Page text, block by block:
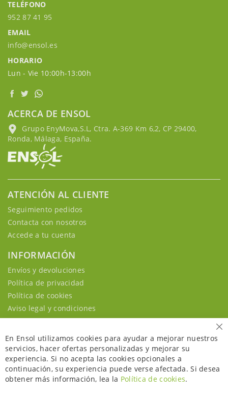
TELÉFONO
952 87 41 95
EMAIL
info@ensol.es
HORARIO
Lun - Vie 10:00h-13:00h
ACERCA DE ENSOL
Grupo EnyMova,S.L, Ctra. A-369 Km 6,2, CP 29400,
Ronda, Málaga, España.
ATENCIÓN AL CLIENTE
Seguimiento pedidos
Contacta con nosotros
Accede a tu cuenta
INFORMACIÓN
Envíos y devoluciones
Política de privacidad
Política de cookies
Aviso legal y condiciones
En Ensol utilizamos cookies para ayudar a mejorar nuestros
servicios, hacer ofertas personalizadas y mejorar su
experiencia. Si no acepta las cookies opcionales a
continuación, su experiencia puede verse afectada. Si desea
obtener más información, lea la Política de cookies.